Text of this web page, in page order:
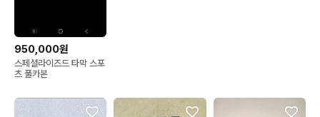
950,000원
스페셜라이즈드 타막 스포
츠 풀카본